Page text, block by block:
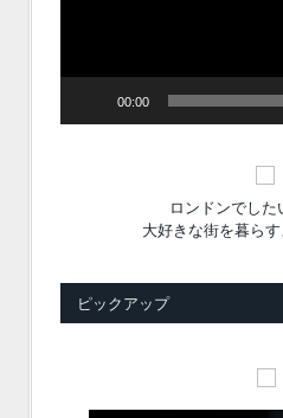
00:00
ロンドンでした
大好きな街を暮ら
ピックアップ